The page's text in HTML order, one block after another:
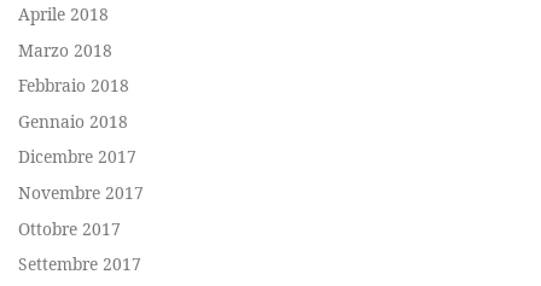
Aprile 2018
Marzo 2018
Febbraio 2018
Gennaio 2018
Dicembre 2017
Novembre 2017
Ottobre 2017
Settembre 2017